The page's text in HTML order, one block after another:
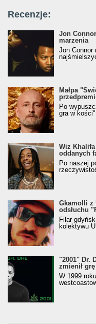
Recenzje:
Jon
marzenia
Jon Connor
Małpa
Po
gra w
Wiz
oddanych
Po naszej
Gkamolli z
odsłuchu
Filar
kolektywu
"2001" Dr.
zmienił
W 1999